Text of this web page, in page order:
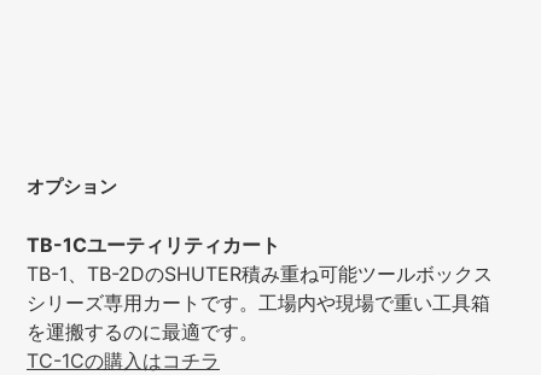
オプション
TB-1Cユーティリティカート
TB-1、TB-2DのSHUTER積み重ね可能ツールボックス
シリーズ専用カートです。工場内や現場で重い工具箱
を運搬するのに最適です。
TC-1Cの購入はコチラ